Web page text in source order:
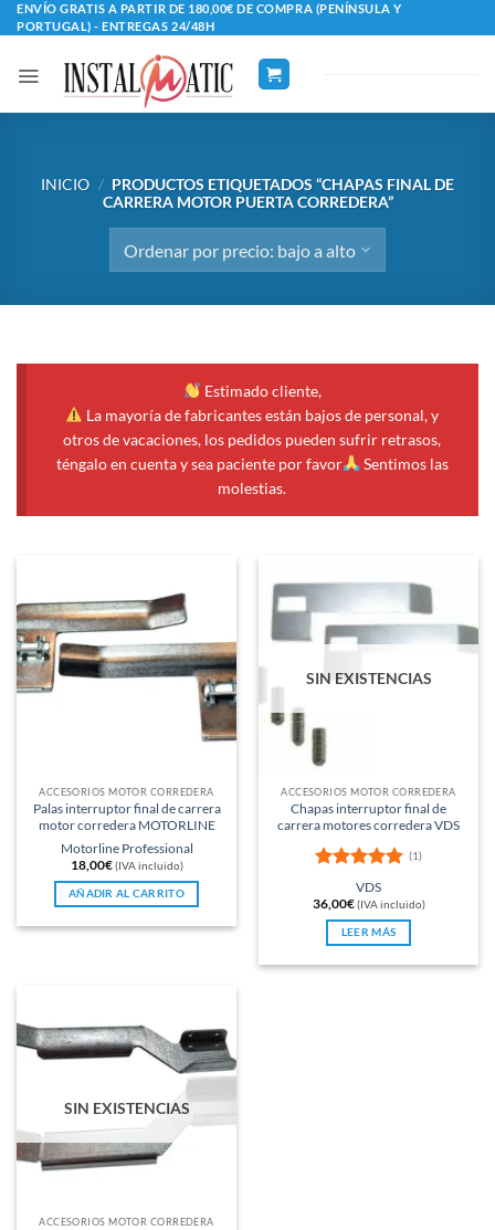
Saltar
al
contenido
ENVÍO GRATIS A PARTIR DE 180,00€ DE COMPRA (PENÍNSULA Y
PORTUGAL) - ENTREGAS 24/48H
INICIO / PRODUCTOS ETIQUETADOS “CHAPAS FINAL DE
CARRERA MOTOR PUERTA CORREDERA”
Estimado cliente,
La mayoría de fabricantes están bajos de personal, y
otros de vacaciones, los pedidos pueden sufrir retrasos,
téngalo en cuenta y sea paciente por favor
Sentimos las
molestias.
ACCESORIOS MOTOR CORREDERA
Palas interruptor final de carrera
motor corredera MOTORLINE
Motorline Professional
18,00€ (IVA incluido)
AÑADIR AL CARRITO
SIN EXISTENCIAS
ACCESORIOS MOTOR CORREDERA
Chapas interruptor final de
carrera motores corredera VDS
Valorado
con5de 5
(1)
VDS
36,00€ (IVA incluido)
LEER MÁS
SIN EXISTENCIAS
ACCESORIOS MOTOR CORREDERA